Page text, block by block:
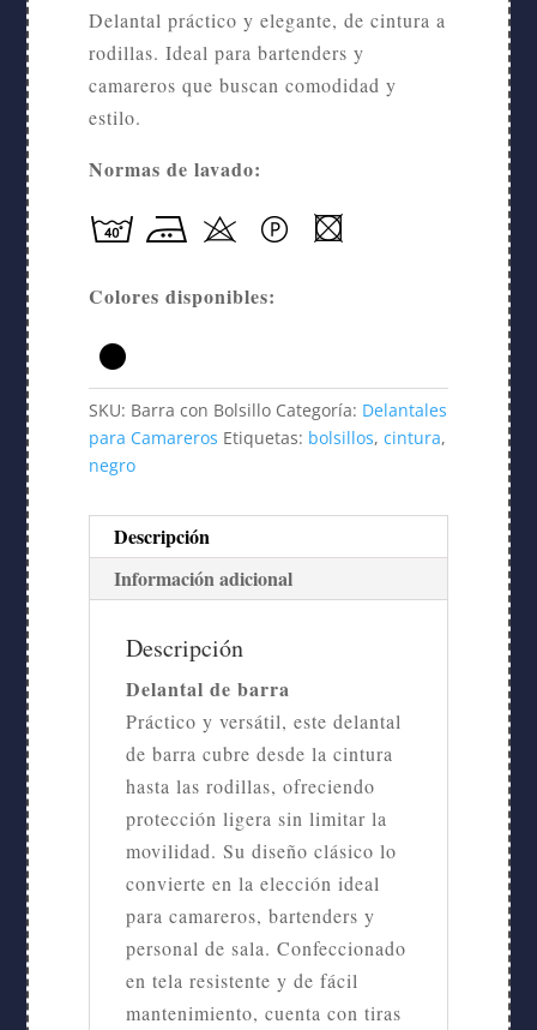
Delantal práctico y elegante, de cintura a
rodillas. Ideal para bartenders y
camareros que buscan comodidad y
estilo.
Normas de lavado:
Colores disponibles:
SKU: Barra con Bolsillo Categoría: Delantales
para Camareros Etiquetas: bolsillos, cintura,
negro
Descripción
Información adicional
Descripción
Delantal de barra
Práctico y versátil, este delantal
de barra cubre desde la cintura
hasta las rodillas, ofreciendo
protección ligera sin limitar la
movilidad. Su diseño clásico lo
convierte en la elección ideal
para camareros, bartenders y
personal de sala. Confeccionado
en tela resistente y de fácil
mantenimiento, cuenta con tiras